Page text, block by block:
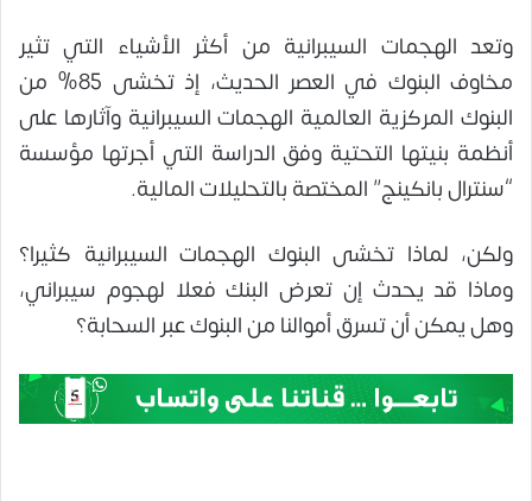
وتعد الهجمات السيبرانية من أكثر الأشياء التي تثير
مخاوف البنوك في العصر الحديث، إذ تخشى 85% من
البنوك المركزية العالمية الهجمات السيبرانية وآثارها على
أنظمة بنيتها التحتية وفق الدراسة التي أجرتها مؤسسة
“سنترال بانكينج” المختصة بالتحليلات المالية.
ولكن، لماذا تخشى البنوك الهجمات السيبرانية كثيرا؟
وماذا قد يحدث إن تعرض البنك فعلا لهجوم سيبراني،
وهل يمكن أن تسرق أموالنا من البنوك عبر السحابة؟